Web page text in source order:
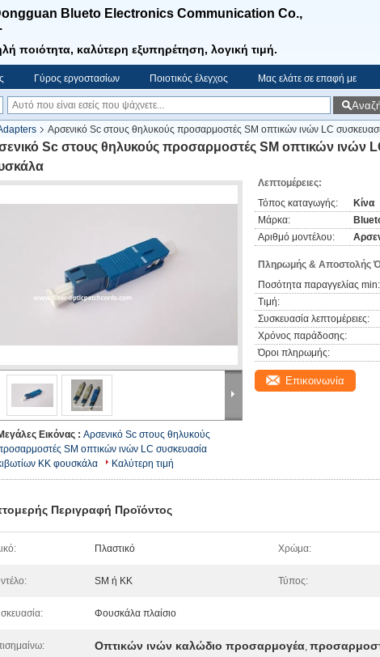
Blueto Electronics Communication Co.,
ποιότητα, καλύτερη εξυπηρέτηση, λογική τιμή.
Γύρος εργοστασίων Ποιοτικός έλεγχος Μας ελάτε σε επαφή με
Αρσενικό Sc στους θηλυκούς προσαρμοστές SM οπτικών ινών LC
Sc στους θηλυκούς προσαρμοστές SM οπτικών ινών
Εικόνας : Αρσενικό Sc στους θηλυκούς
SM οπτικών ινών LC συσκευασία
ΚΚ φουσκάλα
Καλύτερη τιμή
Λεπτομέρειες:
Τόπος καταγωγής:
Κίνα
Μάρκα:
Αριθμό μοντέλου:
Πληρωμής & Αποστολής
Ποσότητα παραγγελίας min:
Τιμή:
Συσκευασία λεπτομέρειες:
Χρόνος παράδοσης:
Όροι πληρωμής:
Επικοινωνία
Περιγραφή Προϊόντος
Πλαστικό Χρώμα:
SM ή ΚΚ Τύπος:
Φουσκάλα πλαίσιο
Οπτικών ινών καλώδιο προσαρμογέα,